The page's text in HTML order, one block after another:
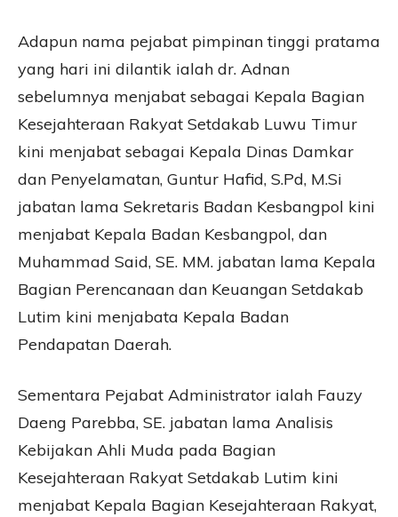
Adapun nama pejabat pimpinan tinggi pratama
yang hari ini dilantik ialah dr. Adnan
sebelumnya menjabat sebagai Kepala Bagian
Kesejahteraan Rakyat Setdakab Luwu Timur
kini menjabat sebagai Kepala Dinas Damkar
dan Penyelamatan, Guntur Hafid, S.Pd, M.Si
jabatan lama Sekretaris Badan Kesbangpol kini
menjabat Kepala Badan Kesbangpol, dan
Muhammad Said, SE. MM. jabatan lama Kepala
Bagian Perencanaan dan Keuangan Setdakab
Lutim kini menjabata Kepala Badan
Pendapatan Daerah.
Sementara Pejabat Administrator ialah Fauzy
Daeng Parebba, SE. jabatan lama Analisis
Kebijakan Ahli Muda pada Bagian
Kesejahteraan Rakyat Setdakab Lutim kini
menjabat Kepala Bagian Kesejahteraan Rakyat,